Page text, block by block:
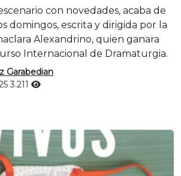
con novedades, acaba de
domingos, escrita y dirigida por la
Alexandrino, quien ganara
Internacional de Dramaturgia.
Garabedian
3.211